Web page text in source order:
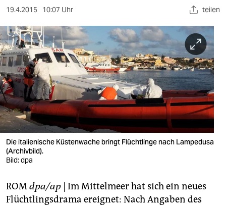
kultur
sport
berlin
nord
wahrheit
verlag
verlag
veranstaltungen
fragen & hilfe
19.4.2015 10:07 Uhr teilen
Die italienische Küstenwache bringt Flüchtlinge nach Lampedusa
(Archivbild).
Bild: dpa
ROMdpa/ap | Im Mittelmeer hat sich ein neues
Flüchtlingsdrama ereignet: Nach Angaben des